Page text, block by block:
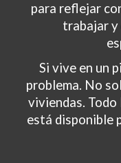
para reflejar
trabajar y
Si vive en un
problema. No
viviendas. Todo
está disponible